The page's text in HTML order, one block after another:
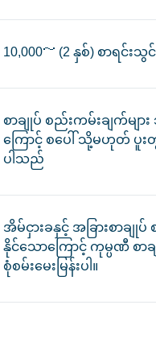
10,000～ (2 နှစ်) စာရင်
စာချုပ် စည်းကမ်းချက်မ
ကြောင့် စပေါ် သို့မဟုတ် ပူ
ပါသည်
အိမ်ငှားခနှင့် အခြားစာချု
နိုင်သောကြောင့် ကုမ္ပဏီ စ
စုံစမ်းမေးမြန်းပါ။